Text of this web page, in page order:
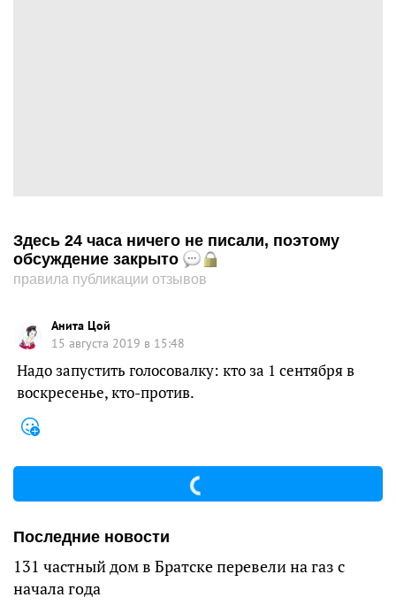
Здесь 24 часа ничего не писали, поэтому
обсуждение закрыто
правила публикации отзывов
Анита Цой
15 августа 2019 в 15:48
Надо запустить голосовалку: кто за 1 сентября в
воскресенье, кто-против.
Последние новости
131 частный дом в Братске перевели на газ с
начала года